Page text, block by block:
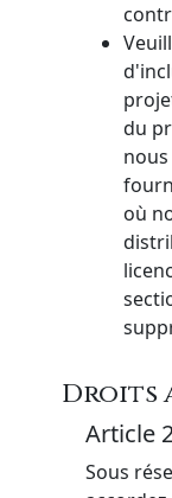
du
où
Droits
Article
Sous